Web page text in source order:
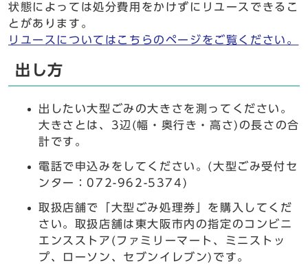
状態によっては処分費用をかけずにリユースできるこ
とがあります。
リユースについてはこちらのページをご覧ください。
出し方
出したい大型ごみの大きさを測ってください。
大きさとは、3辺(幅・奥行き・高さ)の長さの合
計です。
電話で申込みをしてください。(大型ごみ受付セ
ンター：072-962-5374)
取扱店舗で「大型ごみ処理券」を購入してくだ
さい。取扱店舗は東大阪市内の指定のコンビニ
エンスストア(ファミリーマート、ミニストッ
プ、ローソン、セブンイレブン)です。